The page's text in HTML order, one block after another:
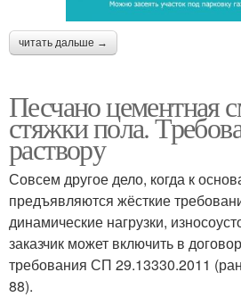
читать дальше →
Песчано цементная
стяжки пола.
раствору
Совсем другое дело, когда к
предъявляются жёсткие
динамические нагрузки,
заказчик может включить в
требования СП 29.13330.2011
88).